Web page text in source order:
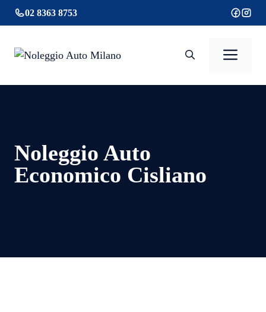
al
02 8363 8753
Noleggio Auto
Economico Cisliano